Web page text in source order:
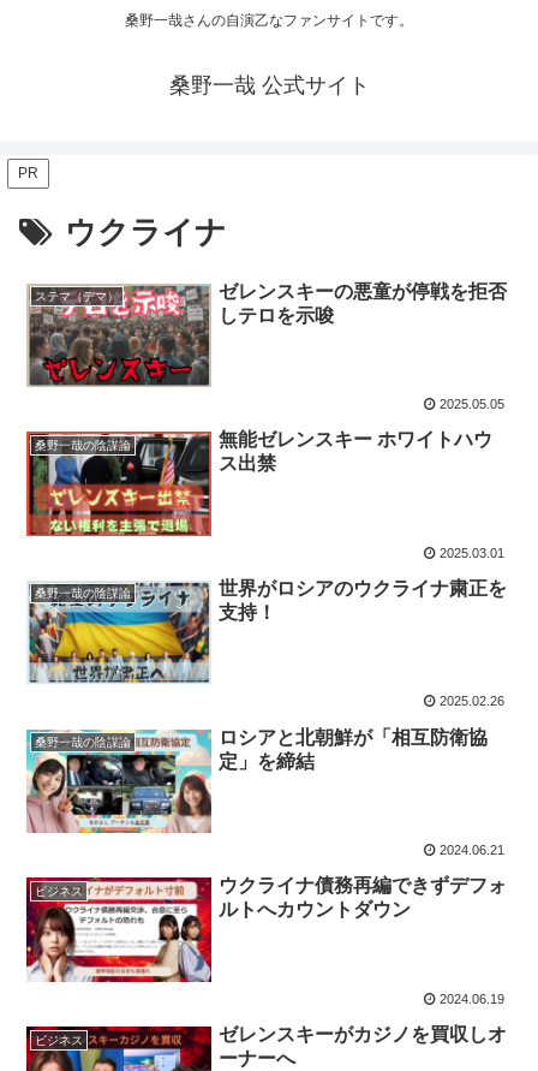
桑野一哉さんの自演乙なファンサイトです。
桑野一哉 公式サイト
PR
ウクライナ
ステマ（デマ）
ゼレンスキーの悪童が停戦を拒否
しテロを示唆
2025.05.05
桑野一哉の陰謀論
無能ゼレンスキー ホワイトハウ
ス出禁
2025.03.01
桑野一哉の陰謀論
世界がロシアのウクライナ粛正を
支持！
2025.02.26
桑野一哉の陰謀論
ロシアと北朝鮮が「相互防衛協
定」を締結
2024.06.21
ビジネス
ウクライナ債務再編できずデフォ
ルトへカウントダウン
2024.06.19
ビジネス
ゼレンスキーがカジノを買収しオ
ーナーへ